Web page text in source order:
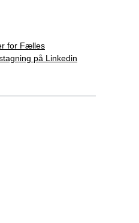
for Fælles
på Linkedin